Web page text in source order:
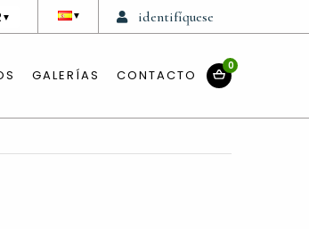
identifíquese
▼
▼
GALERÍAS CONTACTO
0